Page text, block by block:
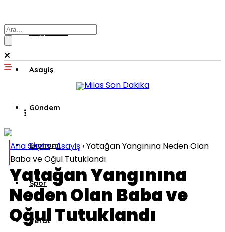
Muğla’dan
Asayiş
Gündem
Ekonomi
Spor
Vefat
Ana Sayfa›Asayiş ›Yatağan Yangınına Neden Olan
Baba ve Oğul Tutuklandı
Yatağan Yangınına
Neden Olan Baba ve
Oğul Tutuklandı